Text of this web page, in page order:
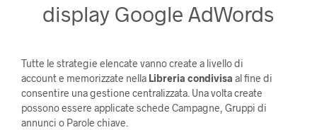
display Google AdWords
Tutte le strategie elencate vanno create a livello di
account e memorizzate nella Libreria condivisa al fine di
consentire una gestione centralizzata. Una volta create
possono essere applicate schede Campagne, Gruppi di
annunci o Parole chiave.